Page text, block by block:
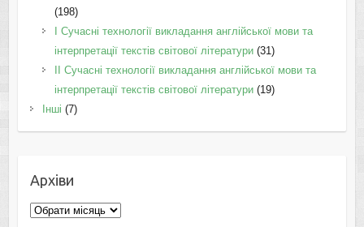
(198)
I Cучасні технології викладання англійської мови та
інтерпретації текстів світової літератури(31)
II Cучасні технології викладання англійської мови та
інтерпретації текстів світової літератури(19)
Інші (7)
Архіви
Архіви